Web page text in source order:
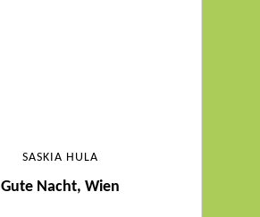
SASKIA HULA
Gute Nacht, Wien